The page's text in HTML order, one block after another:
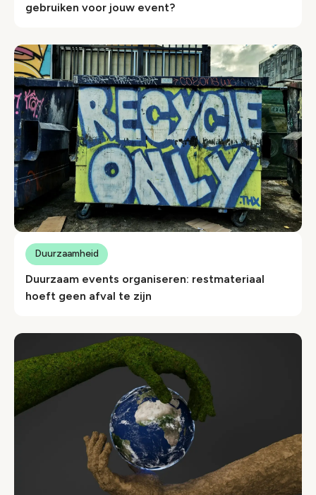
gebruiken voor jouw event?
Duurzaam events organiseren: restmateriaal
hoeft geen afval te zijn
Duurzaamheid